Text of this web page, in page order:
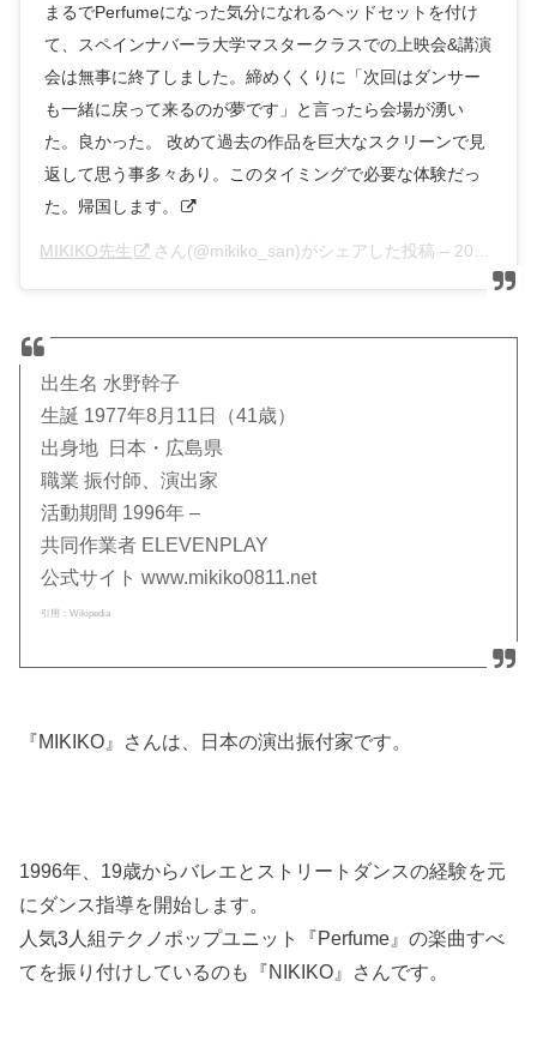
まるでPerfumeになった気分になれるヘッドセットを付け
て、スペインナバーラ大学マスタークラスでの上映会&講演
会は無事に終了しました。締めくくりに「次回はダンサー
も一緒に戻って来るのが夢です」と言ったら会場が湧い
た。良かった。 改めて過去の作品を巨大なスクリーンで見
返して思う事多々あり。このタイミングで必要な体験だっ
た。帰国します。
MIKIKO先生 さん(@mikiko_san)がシェアした投稿 – 2017年10月月3日午後7時59分PDT
出生名 水野幹子
生誕 1977年8月11日（41歳）
出身地 日本・広島県
職業 振付師、演出家
活動期間 1996年 –
共同作業者 ELEVENPLAY
公式サイト www.mikiko0811.net
引用：Wikipedia
『MIKIKO』さんは、日本の演出振付家です。
1996年、19歳からバレエとストリートダンスの経験を元
にダンス指導を開始します。
人気3人組テクノポップユニット『Perfume』の楽曲すべ
てを振り付けしているのも『NIKIKO』さんです。